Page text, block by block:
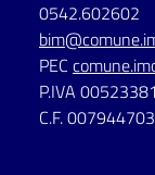
0542.602602
PEC
P.IVA
C.F.